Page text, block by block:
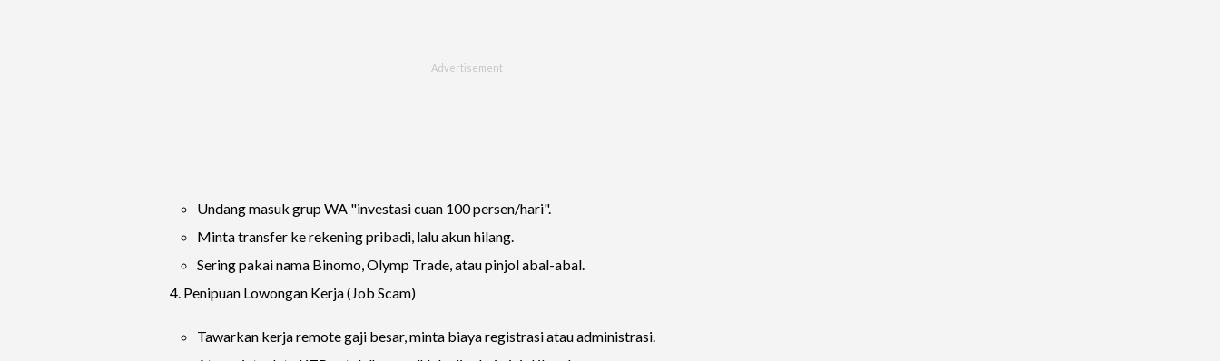
Undang masuk grup WA "investasi cuan 100 persen/hari".
Minta transfer ke rekening pribadi, lalu akun hilang.
Sering pakai nama Binomo, Olymp Trade, atau pinjol abal-abal.
4. Penipuan Lowongan Kerja (Job Scam)
Tawarkan kerja remote gaji besar, minta biaya registrasi atau administrasi.